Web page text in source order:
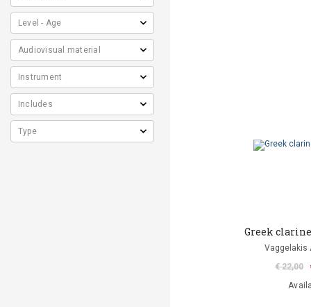
Greek
Vaggelakis
€ 22,00